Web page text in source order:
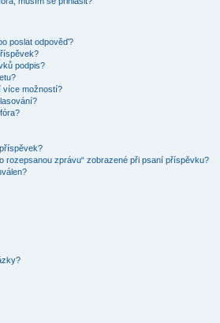
poslat odpověď?
podpis?
více možností?
rozepsanou zprávu“ zobrazené při psaní příspěvku?